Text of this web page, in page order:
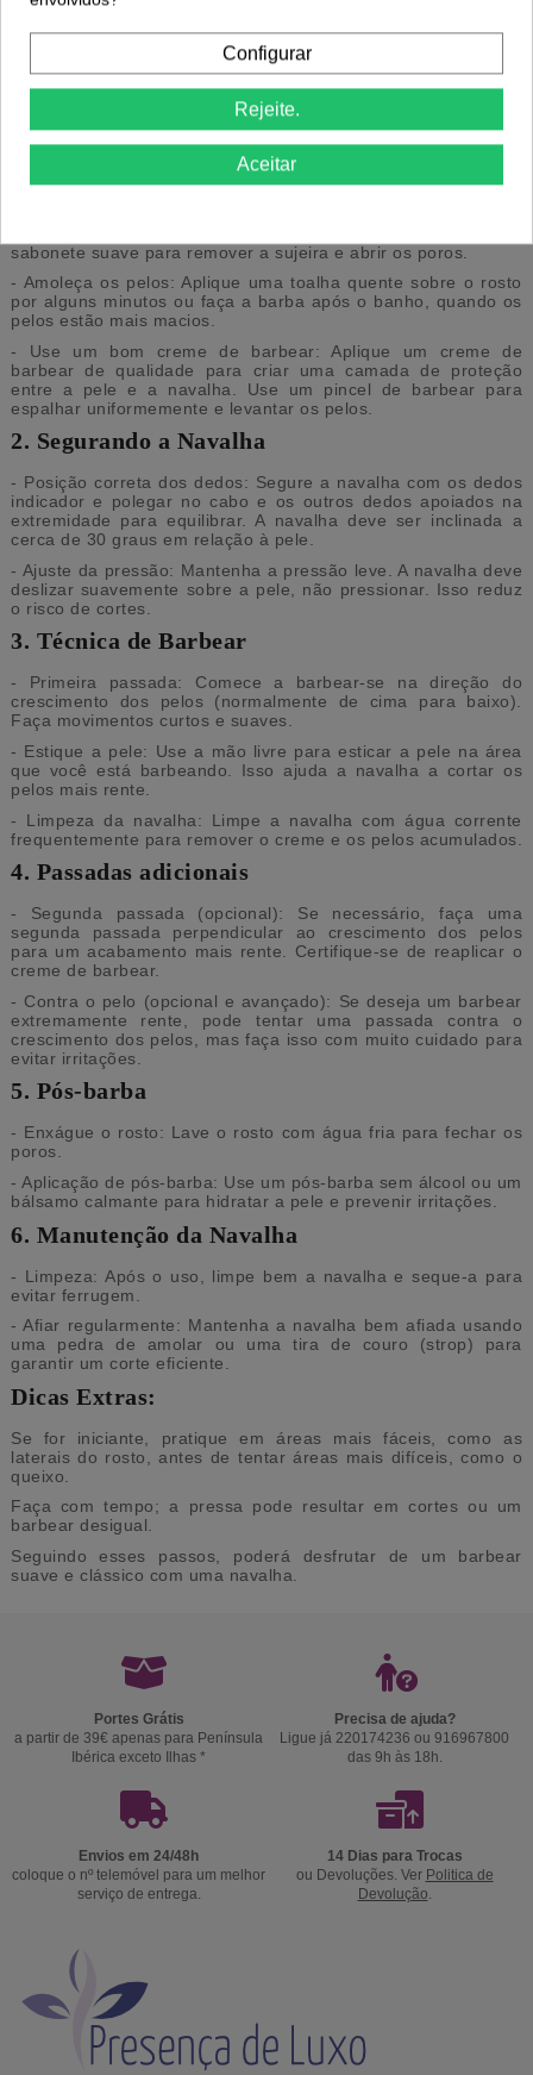
Como usar navalha para barbear?
tradicional e satisfatória, mas exige cuidado e técnica para
evitar cortes e irritações na pele. Aqui está um guia passo a
1. Preparação da Pele
sabonete suave para remover a sujeira e abrir os poros.
- Amoleça os pelos: Aplique uma toalha quente sobre o rosto
por alguns minutos ou faça a barba após o banho, quando os
pelos estão mais macios.
- Use um bom creme de barbear: Aplique um creme de
barbear de qualidade para criar uma camada de proteção
entre a pele e a navalha. Use um pincel de barbear para
espalhar uniformemente e levantar os pelos.
2. Segurando a Navalha
- Posição correta dos dedos: Segure a navalha com os dedos
indicador e polegar no cabo e os outros dedos apoiados na
extremidade para equilibrar. A navalha deve ser inclinada a
cerca de 30 graus em relação à pele.
- Ajuste da pressão: Mantenha a pressão leve. A navalha deve
deslizar suavemente sobre a pele, não pressionar. Isso reduz
o risco de cortes.
3. Técnica de Barbear
- Primeira passada: Comece a barbear-se na direção do
crescimento dos pelos (normalmente de cima para baixo).
Faça movimentos curtos e suaves.
- Estique a pele: Use a mão livre para esticar a pele na área
que você está barbeando. Isso ajuda a navalha a cortar os
pelos mais rente.
- Limpeza da navalha: Limpe a navalha com água corrente
frequentemente para remover o creme e os pelos acumulados.
4. Passadas adicionais
- Segunda passada (opcional): Se necessário, faça uma
segunda passada perpendicular ao crescimento dos pelos
para um acabamento mais rente. Certifique-se de reaplicar o
creme de barbear.
- Contra o pelo (opcional e avançado): Se deseja um barbear
extremamente rente, pode tentar uma passada contra o
crescimento dos pelos, mas faça isso com muito cuidado para
evitar irritações.
5. Pós-barba
- Enxágue o rosto: Lave o rosto com água fria para fechar os
poros.
- Aplicação de pós-barba: Use um pós-barba sem álcool ou um
bálsamo calmante para hidratar a pele e prevenir irritações.
6. Manutenção da Navalha
- Limpeza: Após o uso, limpe bem a navalha e seque-a para
evitar ferrugem.
- Afiar regularmente: Mantenha a navalha bem afiada usando
uma pedra de amolar ou uma tira de couro (strop) para
garantir um corte eficiente.
Dicas Extras:
Se for iniciante, pratique em áreas mais fáceis, como as
laterais do rosto, antes de tentar áreas mais difíceis, como o
queixo.
Faça com tempo; a pressa pode resultar em cortes ou um
barbear desigual.
Seguindo esses passos, poderá desfrutar de um barbear
suave e clássico com uma navalha.
Portes Grátis
a partir de 39€ apenas para Península
Ibérica exceto Ilhas *
Precisa de ajuda?
Ligue já 220174236 ou 916967800
das 9h às 18h.
Envios em 24/48h
coloque o nº telemóvel para um melhor
serviço de entrega.
14 Dias para Trocas
ou Devoluções. Ver Politica de
Devolução
Configurar
Rejeite.
Aceitar